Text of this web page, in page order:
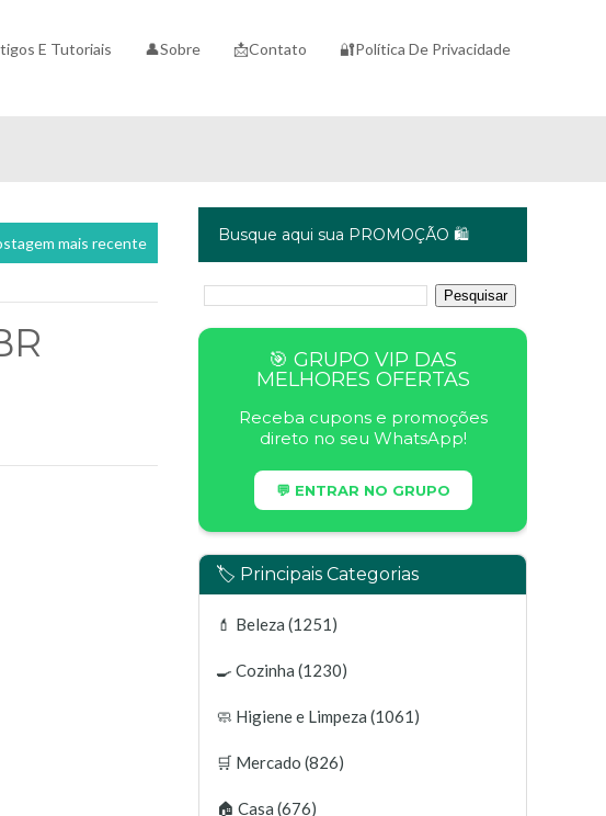
E Tutoriais 👤Sobre 📩Contato 🔐Política De Privacidade
mais recente
Busque aqui sua PROMOÇÃO 🛍️
🎯 GRUPO VIP DAS
MELHORES OFERTAS
Receba cupons e promoções
direto no seu WhatsApp!
💬 ENTRAR NO GRUPO
🏷️ Principais Categorias
💄 Beleza (1251)
🍳 Cozinha (1230)
🧼 Higiene e Limpeza (1061)
🛒 Mercado (826)
🏠 Casa (676)